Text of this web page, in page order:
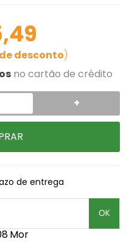
desconto)
no cartão de crédito
+
de entrega
OK
Mor